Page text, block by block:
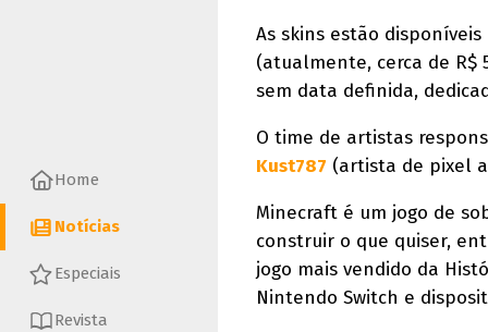
Home
Notícias
Especiais
Revista
As skins estão disponíveis
(atualmente, cerca de R$
sem data definida,
O time de artistas
Kust787 (artista de pixel
Minecraft é um jogo de
construir o que quiser,
jogo mais vendido da
Nintendo Switch e